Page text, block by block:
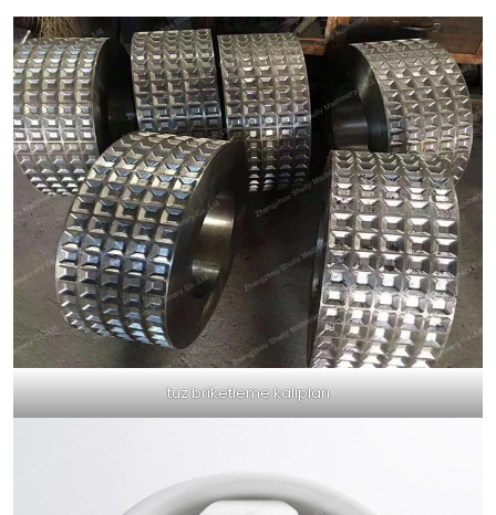
tuz briketleme kalıpları